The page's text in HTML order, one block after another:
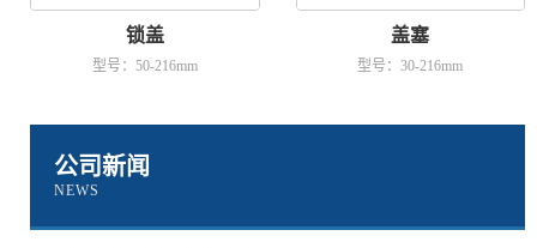
锁盖
型号：50-216mm
盖塞
型号：30-216mm
公司新闻
NEWS